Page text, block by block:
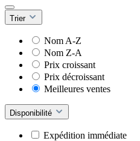
Trier
Nom A-Z
Nom Z-A
Prix croissant
Prix décroissant
Meilleures ventes
Disponibilité
Expédition immédiate